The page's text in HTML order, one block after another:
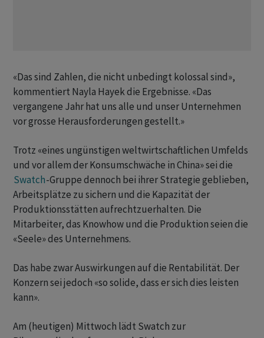
«Das sind Zahlen, die nicht unbedingt kolossal sind»,
kommentiert Nayla Hayek die Ergebnisse. «Das
vergangene Jahr hat uns alle und unser Unternehmen
vor grosse Herausforderungen gestellt.»
Trotz «eines ungünstigen weltwirtschaftlichen Umfelds
und vor allem der Konsumschwäche in China» sei die
Swatch-Gruppe dennoch bei ihrer Strategie geblieben,
Arbeitsplätze zu sichern und die Kapazität der
Produktionsstätten aufrechtzuerhalten. Die
Mitarbeiter, das Knowhow und die Produktion seien die
«Seele» des Unternehmens.
Das habe zwar Auswirkungen auf die Rentabilität. Der
Konzern sei jedoch «so solide, dass er sich dies leisten
kann».
Am (heutigen) Mittwoch lädt Swatch zur